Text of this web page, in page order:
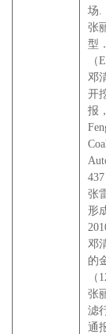
场.
张
型
（
邓
开
报
437
张
形
邓
的
（
张
滤
通